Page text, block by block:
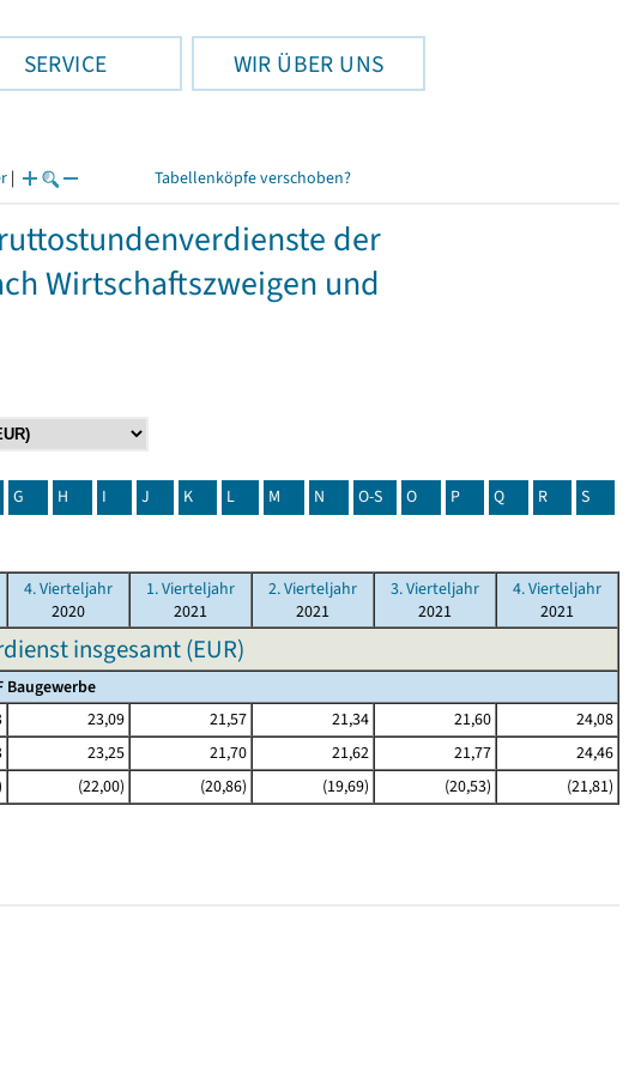
SERVICE WIR ÜBER UNS
| Tabellenköpfe verschoben?
der
Wirtschaftszweigen und
G H I J K L M N O-S O P Q R S
4. Vierteljahr
2020
1. Vierteljahr
2021
2. Vierteljahr
2021
3. Vierteljahr
2021
4. Vierteljahr
2021
insgesamt (EUR)
Baugewerbe
23,09 21,57 21,34 21,60
24,08
23,25 21,70 21,62 21,77
24,46
(22,00) (20,86) (19,69) (20,53) (21,81)